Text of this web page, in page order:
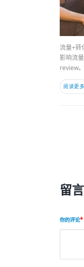
流量+转
影响流
review
阅读更多
留言
你的评论